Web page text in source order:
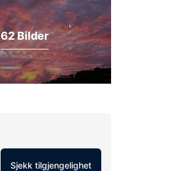
62 Bilder
Sjekk tilgjengelighet